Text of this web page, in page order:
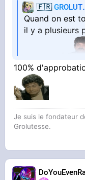
🇫🇷GROLUTES
Quand on est
il y a plusieurs
Pis c'est pas
100%
Je suis le fondateur
Grolutesse.